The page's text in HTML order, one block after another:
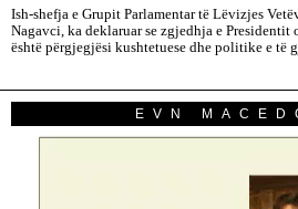
Ish-shefja e Grupit Parlamentar të Lëvizjes
Nagavci, ka deklaruar se zgjedhja e Presidentit
është përgjegjësi kushtetuese dhe politike e të
EVN